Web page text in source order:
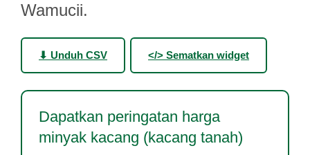
Wamucii.
⬇ Unduh CSV </> Sematkan widget
Dapatkan peringatan harga
minyak kacang (kacang tanah)